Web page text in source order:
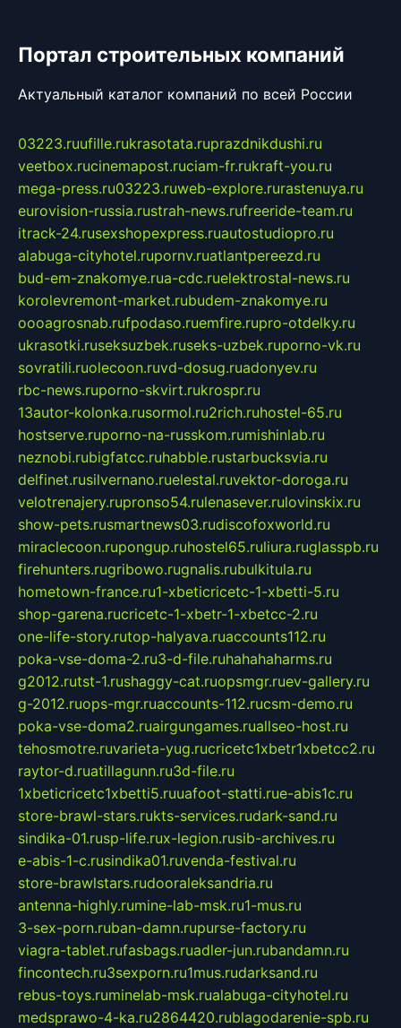
Портал строительных компаний
Актуальный каталог компаний по всей России
03223.ruufille.rukrasotata.ruprazdnikdushi.ru
veetbox.rucinemapost.ruciam-fr.rukraft-you.ru
mega-press.ru03223.ruweb-explore.rurastenuya.ru
eurovision-russia.rustrah-news.rufreeride-team.ru
itrack-24.rusexshopexpress.ruautostudiopro.ru
alabuga-cityhotel.rupornv.ruatlantpereezd.ru
bud-em-znakomye.rua-cdc.ruelektrostal-news.ru
korolevremont-market.rubudem-znakomye.ru
oooagrosnab.rufpodaso.ruemfire.rupro-otdelky.ru
ukrasotki.ruseksuzbek.ruseks-uzbek.ruporno-vk.ru
sovratili.ruolecoon.ruvd-dosug.ruadonyev.ru
rbc-news.ruporno-skvirt.rukrospr.ru
13autor-kolonka.rusormol.ru2rich.ruhostel-65.ru
hostserve.ruporno-na-russkom.rumishinlab.ru
neznobi.rubigfatcc.ruhabble.rustarbucksvia.ru
delfinet.rusilvernano.ruelestal.ruvektor-doroga.ru
velotrenajery.rupronso54.rulenasever.rulovinskix.ru
show-pets.rusmartnews03.rudiscofoxworld.ru
miraclecoon.rupongup.ruhostel65.ruliura.ruglasspb.ru
firehunters.rugribowo.rugnalis.rubulkitula.ru
hometown-france.ru1-xbeticricetc-1-xbetti-5.ru
shop-garena.rucricetc-1-xbetr-1-xbetcc-2.ru
one-life-story.rutop-halyava.ruaccounts112.ru
poka-vse-doma-2.ru3-d-file.ruhahahaharms.ru
g2012.rutst-1.rushaggy-cat.ruopsmgr.ruev-gallery.ru
g-2012.ruops-mgr.ruaccounts-112.rucsm-demo.ru
poka-vse-doma2.ruairgungames.ruallseo-host.ru
tehosmotre.ruvarieta-yug.rucricetc1xbetr1xbetcc2.ru
raytor-d.ruatillagunn.ru3d-file.ru
1xbeticricetc1xbetti5.ruuafoot-statti.rue-abis1c.ru
store-brawl-stars.rukts-services.rudark-sand.ru
sindika-01.rusp-life.rux-legion.rusib-archives.ru
e-abis-1-c.rusindika01.ruvenda-festival.ru
store-brawlstars.rudooraleksandria.ru
antenna-highly.rumine-lab-msk.ru1-mus.ru
3-sex-porn.ruban-damn.rupurse-factory.ru
viagra-tablet.rufasbags.ruadler-jun.rubandamn.ru
fincontech.ru3sexporn.ru1mus.rudarksand.ru
rebus-toys.ruminelab-msk.rualabuga-cityhotel.ru
medsprawo-4-ka.ru2864420.rublagodarenie-spb.ru